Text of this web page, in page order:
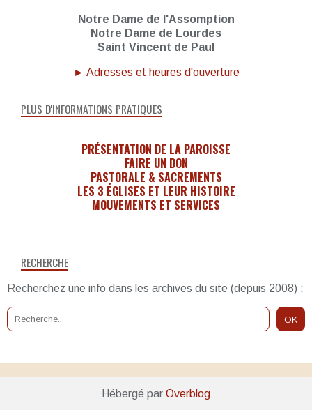
RECHERCHE
Recherchez une info dans les archives du site (depuis 2008) :
Notre Dame de l'Assomption
Notre Dame de Lourdes
Saint Vincent de Paul
► Adresses et heures d'ouverture
PLUS D'INFORMATIONS PRATIQUES
PRÉSENTATION DE LA PAROISSE
FAIRE UN DON
PASTORALE & SACREMENTS
LES 3 ÉGLISES ET LEUR HISTOIRE
MOUVEMENTS ET SERVICES
Hébergé par Overblog